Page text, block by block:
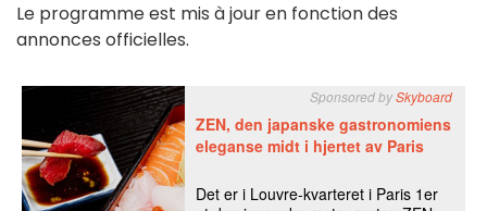
Le programme est mis à jour en fonction des
annonces officielles.